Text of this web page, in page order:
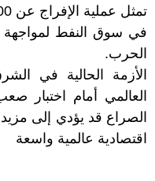
في سوق النفط لمواجهة
الحرب.
الأزمة الحالية في
العالمي أمام اختبار
الصراع قد يؤدي إلى
اقتصادية عالمية واسعة